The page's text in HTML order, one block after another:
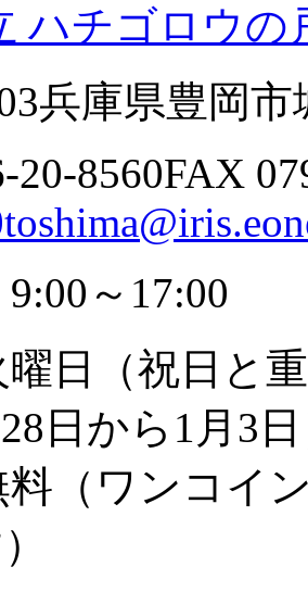
兵庫県豊岡市
20-8560FAX
～17:00
日（祝日と
日から1月3
料（ワンコイ